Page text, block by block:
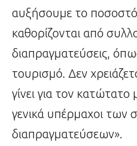
αυξήσουμε το
καθορίζονται από
διαπραγματεύσεις,
τουρισμό. Δεν
γίνει για τον
γενικά υπέρμαχοι των
διαπραγματεύσεων».